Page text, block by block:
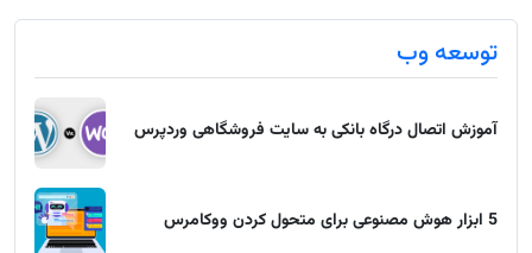
توسعه وب
آموزش اتصال درگاه بانکی به سایت فروشگاهی وردپرس
5 ابزار هوش مصنوعی برای متحول کردن ووکامرس